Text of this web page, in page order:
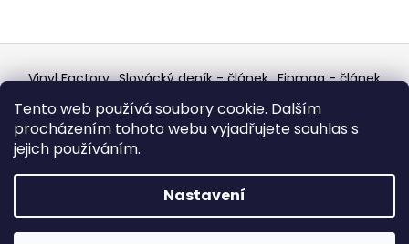
Tento web používá soubory cookie. Dalším
procházením tohoto webu vyjadřujete souhlas s
jejich používáním.
Nastavení
Z
á Vinyl Factory Slovácký deník - článek Finmag - článek
Discogs Profile Facebook výběr z hroznů
Top prodejce mincí Aukro
Vytvořil Shoptet
Copyright 2026W Records - osvědčený prodejce
bazarových LP, MC, CD, komiksů atd.. Všechna práva